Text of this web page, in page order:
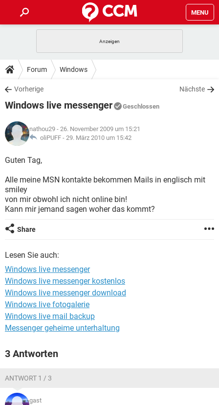
MENU
ANDROID
WINDOWS 10
WHATSAPP TIKTOK
FACEBOOK
TIPPS & TRICKS
SPIELE
WHATSAPP TIKTOK
FACEBOOK
DOWNLOADS
SPIELE STREAMING
ANDROID
WINDOWS 10 INSTAGRAM
WHATSAPP
SPIELE STREAMING
ANDROID
WINDOWS 10
WHATSAPP TIKTOK
FACEBOOK HARDWARE
LEXIKON
SPIELE
WINDOWS 10
WHATSAPP TIKTOK
FACEBOOK
Forum Windows
Vorherige Nächste
Windows live messenger Geschlossen
nathou29 - 26. November 2009 um 15:21
oliPUFF - 29. März 2010 um 15:42
Guten Tag,
Alle meine MSN kontakte bekommen Mails in englisch mit
smiley
von mir obwohl ich nicht online bin!
Kann mir jemand sagen woher das kommt?
Share
Lesen Sie auch:
Windows live messenger
Windows live messenger kostenlos
Windows live messenger download
Windows live fotogalerie
Windows live mail backup
Messenger geheime unterhaltung
3 Antworten
ANTWORT 1 / 3
gast